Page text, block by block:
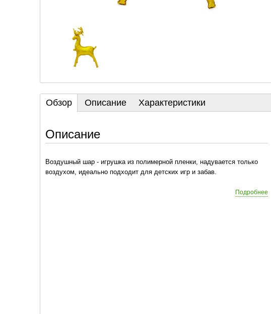
Обзор Описание Характеристики
Описание
Воздушный шар - игрушка из полимерной пленки, надувается только
воздухом, идеально подходит для детских игр и забав.
Подробнее